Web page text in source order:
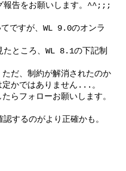
報告をお願いします。^^;;;
ですが、WL 9.0のオンラ
ところ、WL 8.1の下記制
だ、制約が解消されたのか
定かではありません...。
らフォローお願いします。
するのがより正確かも。